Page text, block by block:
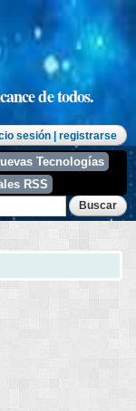
de todos.
sesión | registrarse
Tecnologías
RSS